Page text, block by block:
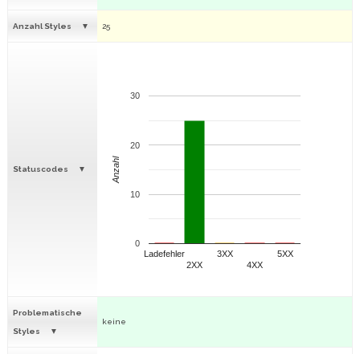
Anzahl Styles 25
Statuscodes
Ladefehler
2XX
3XX
4XX
5XX
0
10
20
30
Anzahl
Problematische
Styles
keine